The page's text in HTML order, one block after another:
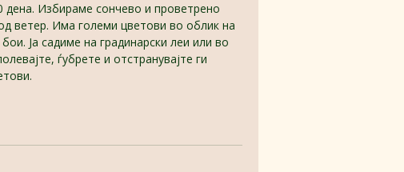
дена. Избираме сончево и проветрено
ветер. Има големи цветови во облик на
Ја садиме на градинарски леи или во
ѓубрете и отстранувајте ги